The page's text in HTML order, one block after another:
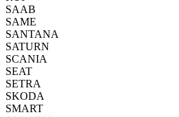
SAAB
SAME
SANTANA
SATURN
SCANIA
SEAT
SETRA
SKODA
SMART